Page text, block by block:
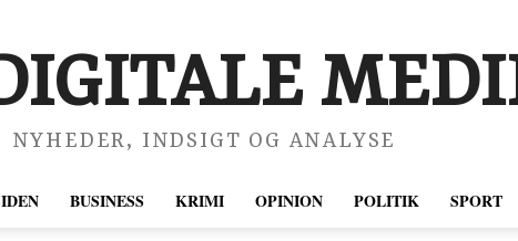
NYHEDER, INDSIGT OG ANALYSE
BUSINESS KRIMI OPINION POLITIK SPORT